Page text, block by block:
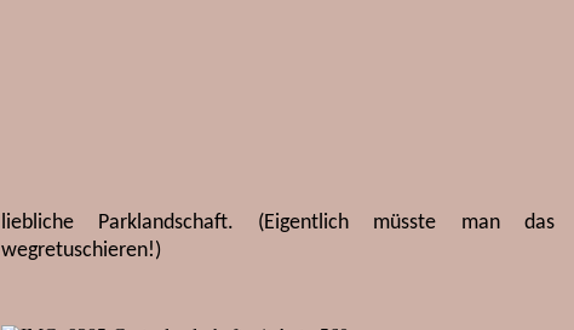
liebliche Parklandschaft. (Eigentlich müsste man
wegretuschieren!)